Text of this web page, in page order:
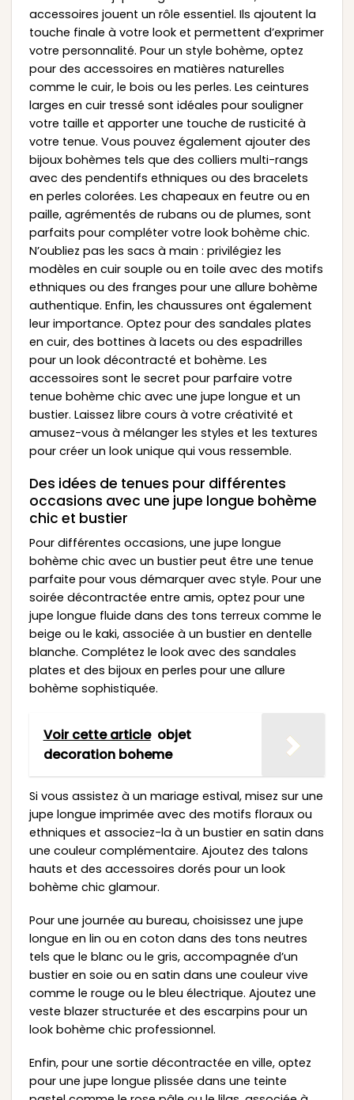
accessoires jouent un rôle essentiel. Ils ajoutent la
touche finale à votre look et permettent d’exprimer
votre personnalité. Pour un style bohème, optez
pour des accessoires en matières naturelles
comme le cuir, le bois ou les perles. Les ceintures
larges en cuir tressé sont idéales pour souligner
votre taille et apporter une touche de rusticité à
votre tenue. Vous pouvez également ajouter des
bijoux bohèmes tels que des colliers multi-rangs
avec des pendentifs ethniques ou des bracelets
en perles colorées. Les chapeaux en feutre ou en
paille, agrémentés de rubans ou de plumes, sont
parfaits pour compléter votre look bohème chic.
N’oubliez pas les sacs à main : privilégiez les
modèles en cuir souple ou en toile avec des motifs
ethniques ou des franges pour une allure bohème
authentique. Enfin, les chaussures ont également
leur importance. Optez pour des sandales plates
en cuir, des bottines à lacets ou des espadrilles
pour un look décontracté et bohème. Les
accessoires sont le secret pour parfaire votre
tenue bohème chic avec une jupe longue et un
bustier. Laissez libre cours à votre créativité et
amusez-vous à mélanger les styles et les textures
pour créer un look unique qui vous ressemble.
Des idées de tenues pour différentes
occasions avec une jupe longue bohème
chic et bustier
Pour différentes occasions, une jupe longue
bohème chic avec un bustier peut être une tenue
parfaite pour vous démarquer avec style. Pour une
soirée décontractée entre amis, optez pour une
jupe longue fluide dans des tons terreux comme le
beige ou le kaki, associée à un bustier en dentelle
blanche. Complétez le look avec des sandales
plates et des bijoux en perles pour une allure
bohème sophistiquée.
Voir cette article objet
decoration boheme
Si vous assistez à un mariage estival, misez sur une
jupe longue imprimée avec des motifs floraux ou
ethniques et associez-la à un bustier en satin dans
une couleur complémentaire. Ajoutez des talons
hauts et des accessoires dorés pour un look
bohème chic glamour.
Pour une journée au bureau, choisissez une jupe
longue en lin ou en coton dans des tons neutres
tels que le blanc ou le gris, accompagnée d’un
bustier en soie ou en satin dans une couleur vive
comme le rouge ou le bleu électrique. Ajoutez une
veste blazer structurée et des escarpins pour un
look bohème chic professionnel.
Enfin, pour une sortie décontractée en ville, optez
pour une jupe longue plissée dans une teinte